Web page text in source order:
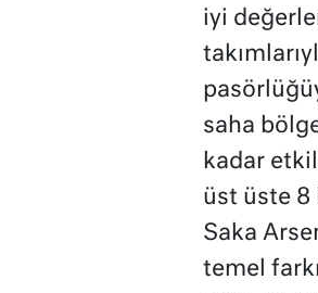
iyi
saha
kadar
üst üste 8
Saka
temel